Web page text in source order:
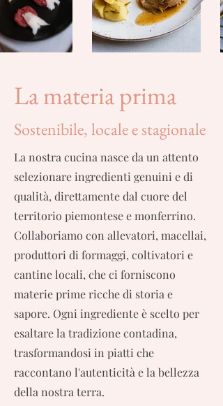
La materia prima
Sostenibile, locale e stagionale
La nostra cucina nasce da un attento
selezionare ingredienti genuini e di
qualità, direttamente dal cuore del
territorio piemontese e monferrino.
Collaboriamo con allevatori, macellai,
produttori di formaggi, coltivatori e
cantine locali, che ci forniscono
materie prime ricche di storia e
sapore. Ogni ingrediente è scelto per
esaltare la tradizione contadina,
trasformandosi in piatti che
raccontano l'autenticità e la bellezza
della nostra terra.